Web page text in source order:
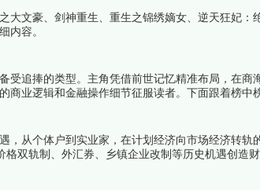
文豪、剑神重生、重生之锦绣嫡女、逆天狂妃：
内容。
追捧的类型。主角凭借前世记忆精准布局，在商
业逻辑和金融操作细节征服读者。下面跟着榜中
从个体户到实业家，在计划经济向市场经济转轨
双轨制、外汇券、乡镇企业改制等历史机遇创造财